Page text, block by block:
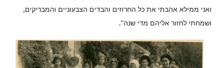
ואני ממילא אהבתי את כל החרוזים והבדים הצבעוניים והמבריקים,
ושמחתי לחזור אליהם מדי שנה".